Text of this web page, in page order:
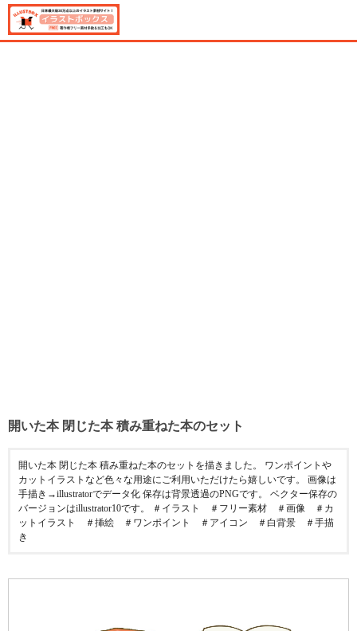
開いた本 閉じた本 積み重ねた本のセット
開いた本 閉じた本 積み重ねた本のセットを描きました。 ワンポイントや
カットイラストなど色々な用途にご利用いただけたら嬉しいです。 画像は
手描き→illustratorでデータ化 保存は背景透過のPNGです。 ベクター保存の
バージョンはillustrator10です。 ＃イラスト ＃フリー素材 ＃画像 ＃カ
ットイラスト ＃挿絵 ＃ワンポイント ＃アイコン ＃白背景 ＃手描
き